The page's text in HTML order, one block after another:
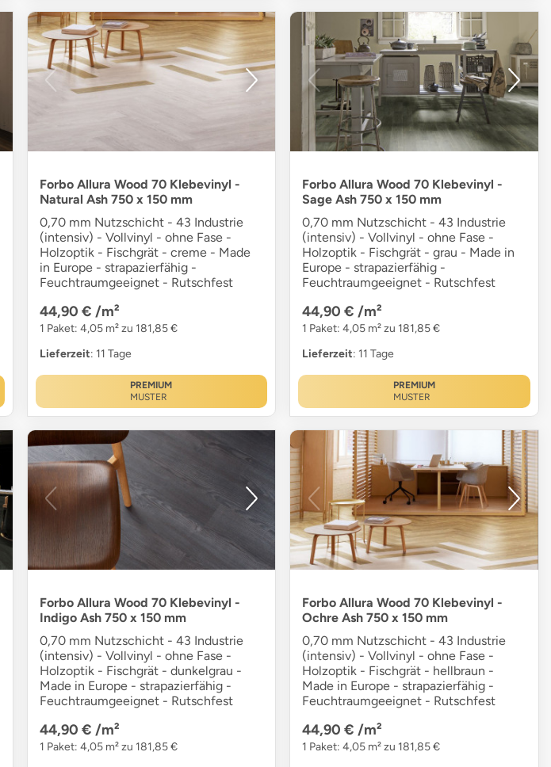
Forbo Allura Wood 70 Klebevinyl -
Natural Ash 750 x 150 mm
0,70 mm Nutzschicht - 43 Industrie
(intensiv) - Vollvinyl - ohne Fase -
Holzoptik - Fischgrät - creme - Made
in Europe - strapazierfähig -
Feuchtraumgeeignet - Rutschfest
44,90 € /m²
1 Paket: 4,05 m² zu 181,85 €
Lieferzeit: 11 Tage
PREMIUM
MUSTER
Forbo Allura Wood 70 Klebevinyl -
Sage Ash 750 x 150 mm
0,70 mm Nutzschicht - 43 Industrie
(intensiv) - Vollvinyl - ohne Fase -
Holzoptik - Fischgrät - grau - Made in
Europe - strapazierfähig -
Feuchtraumgeeignet - Rutschfest
44,90 € /m²
1 Paket: 4,05 m² zu 181,85 €
Lieferzeit: 11 Tage
PREMIUM
MUSTER
Forbo Allura Wood 70 Klebevinyl -
Indigo Ash 750 x 150 mm
0,70 mm Nutzschicht - 43 Industrie
(intensiv) - Vollvinyl - ohne Fase -
Holzoptik - Fischgrät - dunkelgrau -
Made in Europe - strapazierfähig -
Feuchtraumgeeignet - Rutschfest
44,90 € /m²
1 Paket: 4,05 m² zu 181,85 €
Forbo Allura Wood 70 Klebevinyl -
Ochre Ash 750 x 150 mm
0,70 mm Nutzschicht - 43 Industrie
(intensiv) - Vollvinyl - ohne Fase -
Holzoptik - Fischgrät - hellbraun -
Made in Europe - strapazierfähig -
Feuchtraumgeeignet - Rutschfest
44,90 € /m²
1 Paket: 4,05 m² zu 181,85 €